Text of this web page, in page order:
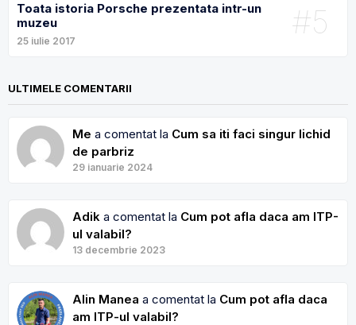
#5
Toata istoria Porsche prezentata intr-un
muzeu
25 iulie 2017
ULTIMELE COMENTARII
Me a comentat la Cum sa iti faci singur lichid
de parbriz
29 ianuarie 2024
Adik a comentat la Cum pot afla daca am ITP-
ul valabil?
13 decembrie 2023
Alin Manea a comentat la Cum pot afla daca
am ITP-ul valabil?